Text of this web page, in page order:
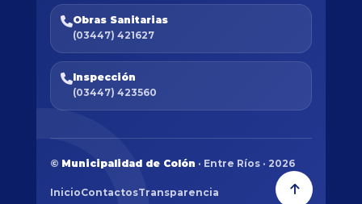
Obras Sanitarias
(03447) 421627
Inspección
(03447) 423560
© Municipalidad de Colón · Entre Ríos · 2026
InicioContactosTransparencia